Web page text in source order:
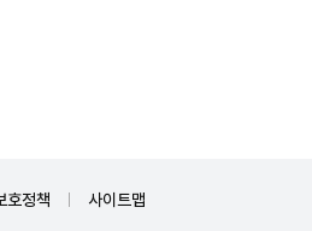
호정책 사이트맵